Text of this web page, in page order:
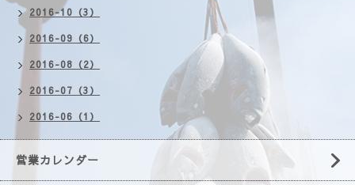
2016-10（3）
2016-09（6）
2016-08（2）
2016-07（3）
2016-06（1）
営業カレンダー